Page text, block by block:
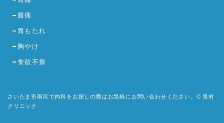
腹痛
胃もたれ
胸やけ
食欲不振
さいたま市南区で内科をお探しの際はお気軽にお問い合わせください。© 里村
クリニック